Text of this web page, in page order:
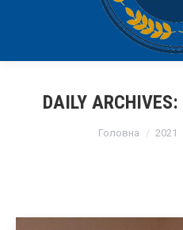
DAILY ARCHIVES:
Головна 2021